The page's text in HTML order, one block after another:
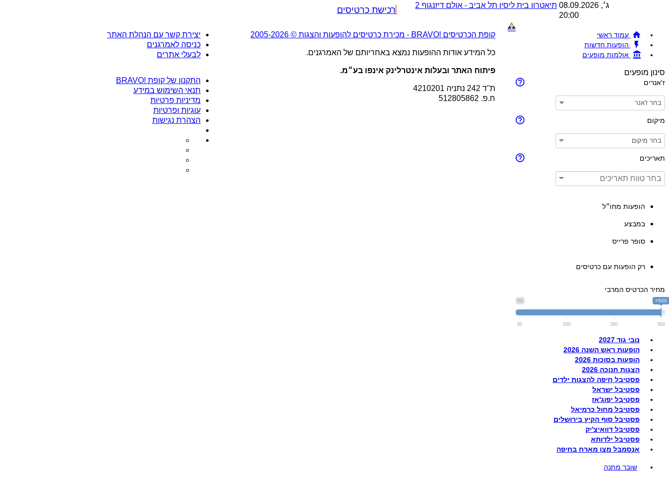
ג׳, 08.09.2026
20:00
תיאטרון בית ליסין תל אביב - אולם דיזנגוף 2 רכישת כרטיסים
עמוד ראשי
הופעות חדשות
אולמות מופעים
סינון מופעים
ז'אנרים
מיקום
תאריכים
הופעות מחו״ל
במבצע
סופר פרייס
רק הופעות עם כרטיסים
מחיר הכרטיס המרבי
50 500+
50 200 350 500
נובי גוד 2027
הופעות ראש השנה 2026
הופעות בסוכות 2026
הצגות חנוכה 2026
פסטיבל חיפה להצגות ילדים
פסטיבל ישראל
פסטיבל יפוג'אז
פסטיבל מחול כרמיאל
פסטיבל סוף הקיץ בירושלים
פסטיבל דוואיצ'יק
פסטיבל ילדותא
אנסמבל מצו מארח בחיפה
שובר מתנה
קופת הכרטיסים !BRAVO - מכירת כרטיסים להופעות והצגות © 2005-2026
כל המידע אודות ההופעות נמצא באחריותם של האמרגנים.
פיתוח האתר ובעלות אינטרלינק אינפו בע״מ.
ת''ד 242 נתניה 4210201
ח.פ. 512805862
יצירת קשר עם הנהלת האתר
כניסה לאמרגנים
לבעלי אתרים
התקנון של קופת !BRAVO
תנאי השימוש במידע
מדיניות פרטיות
עוגיות ופרטיות
הצהרת נגישות